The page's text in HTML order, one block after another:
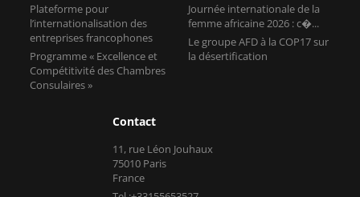
Plateforme pour
l’internationalisation des
entreprises francophones
Programme « Excellence et
Compétitivité des Chambres
Consulaires »
Journée internationale de la
femme africaine 2026 : c�...
Le groupe AFD à la COP17 sur
la désertification
Contact
11, rue Léon Jouhaux
75010 Paris
France